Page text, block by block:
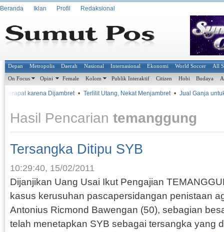
Beranda Iklan Profil Redaksional
Depan Metropolis Daerah Nasional Internasional Ekonomi World Soccer All
On Focus Opini Female Kolom Publik Interaktif Citizen Hobi Budaya
karena Dijambret • Terlilit Utang, Nekat Menjambret • Jual Ganja untuk
Hasil Pencarian temanggung
Tersangka Ditipu SYB
10:29:40, 15/02/2011
Dijanjikan Uang Usai Ikut Pengajian
kasus kerusuhan pascapersidangan penistaan
Antonius Ricmond Bawengan (50), sebagian
telah menetapkan SYB sebagai tersangka yang